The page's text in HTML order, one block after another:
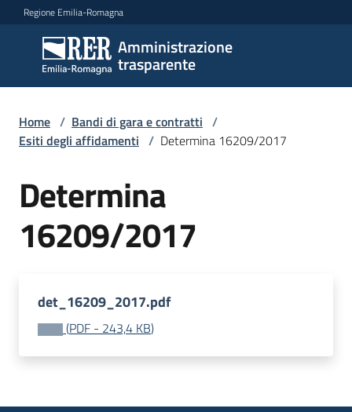
Vai al contenuto
Vai alla navigazione
Vai al footer
Regione Emilia-Romagna
Amministrazione
trasparente
Amministrazione
trasparente
Sottosezioni
Accesso
Home / Bandi di gara e contratti /
Esiti degli affidamenti / Determina 16209/2017
Determina
16209/2017
det_16209_2017.pdf
(PDF - 243,4 KB)